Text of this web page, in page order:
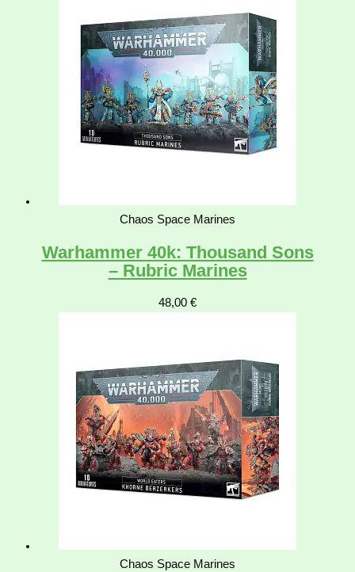
Chaos Space Marines
Warhammer 40k: Thousand Sons
– Rubric Marines
48,00 €
Chaos Space Marines